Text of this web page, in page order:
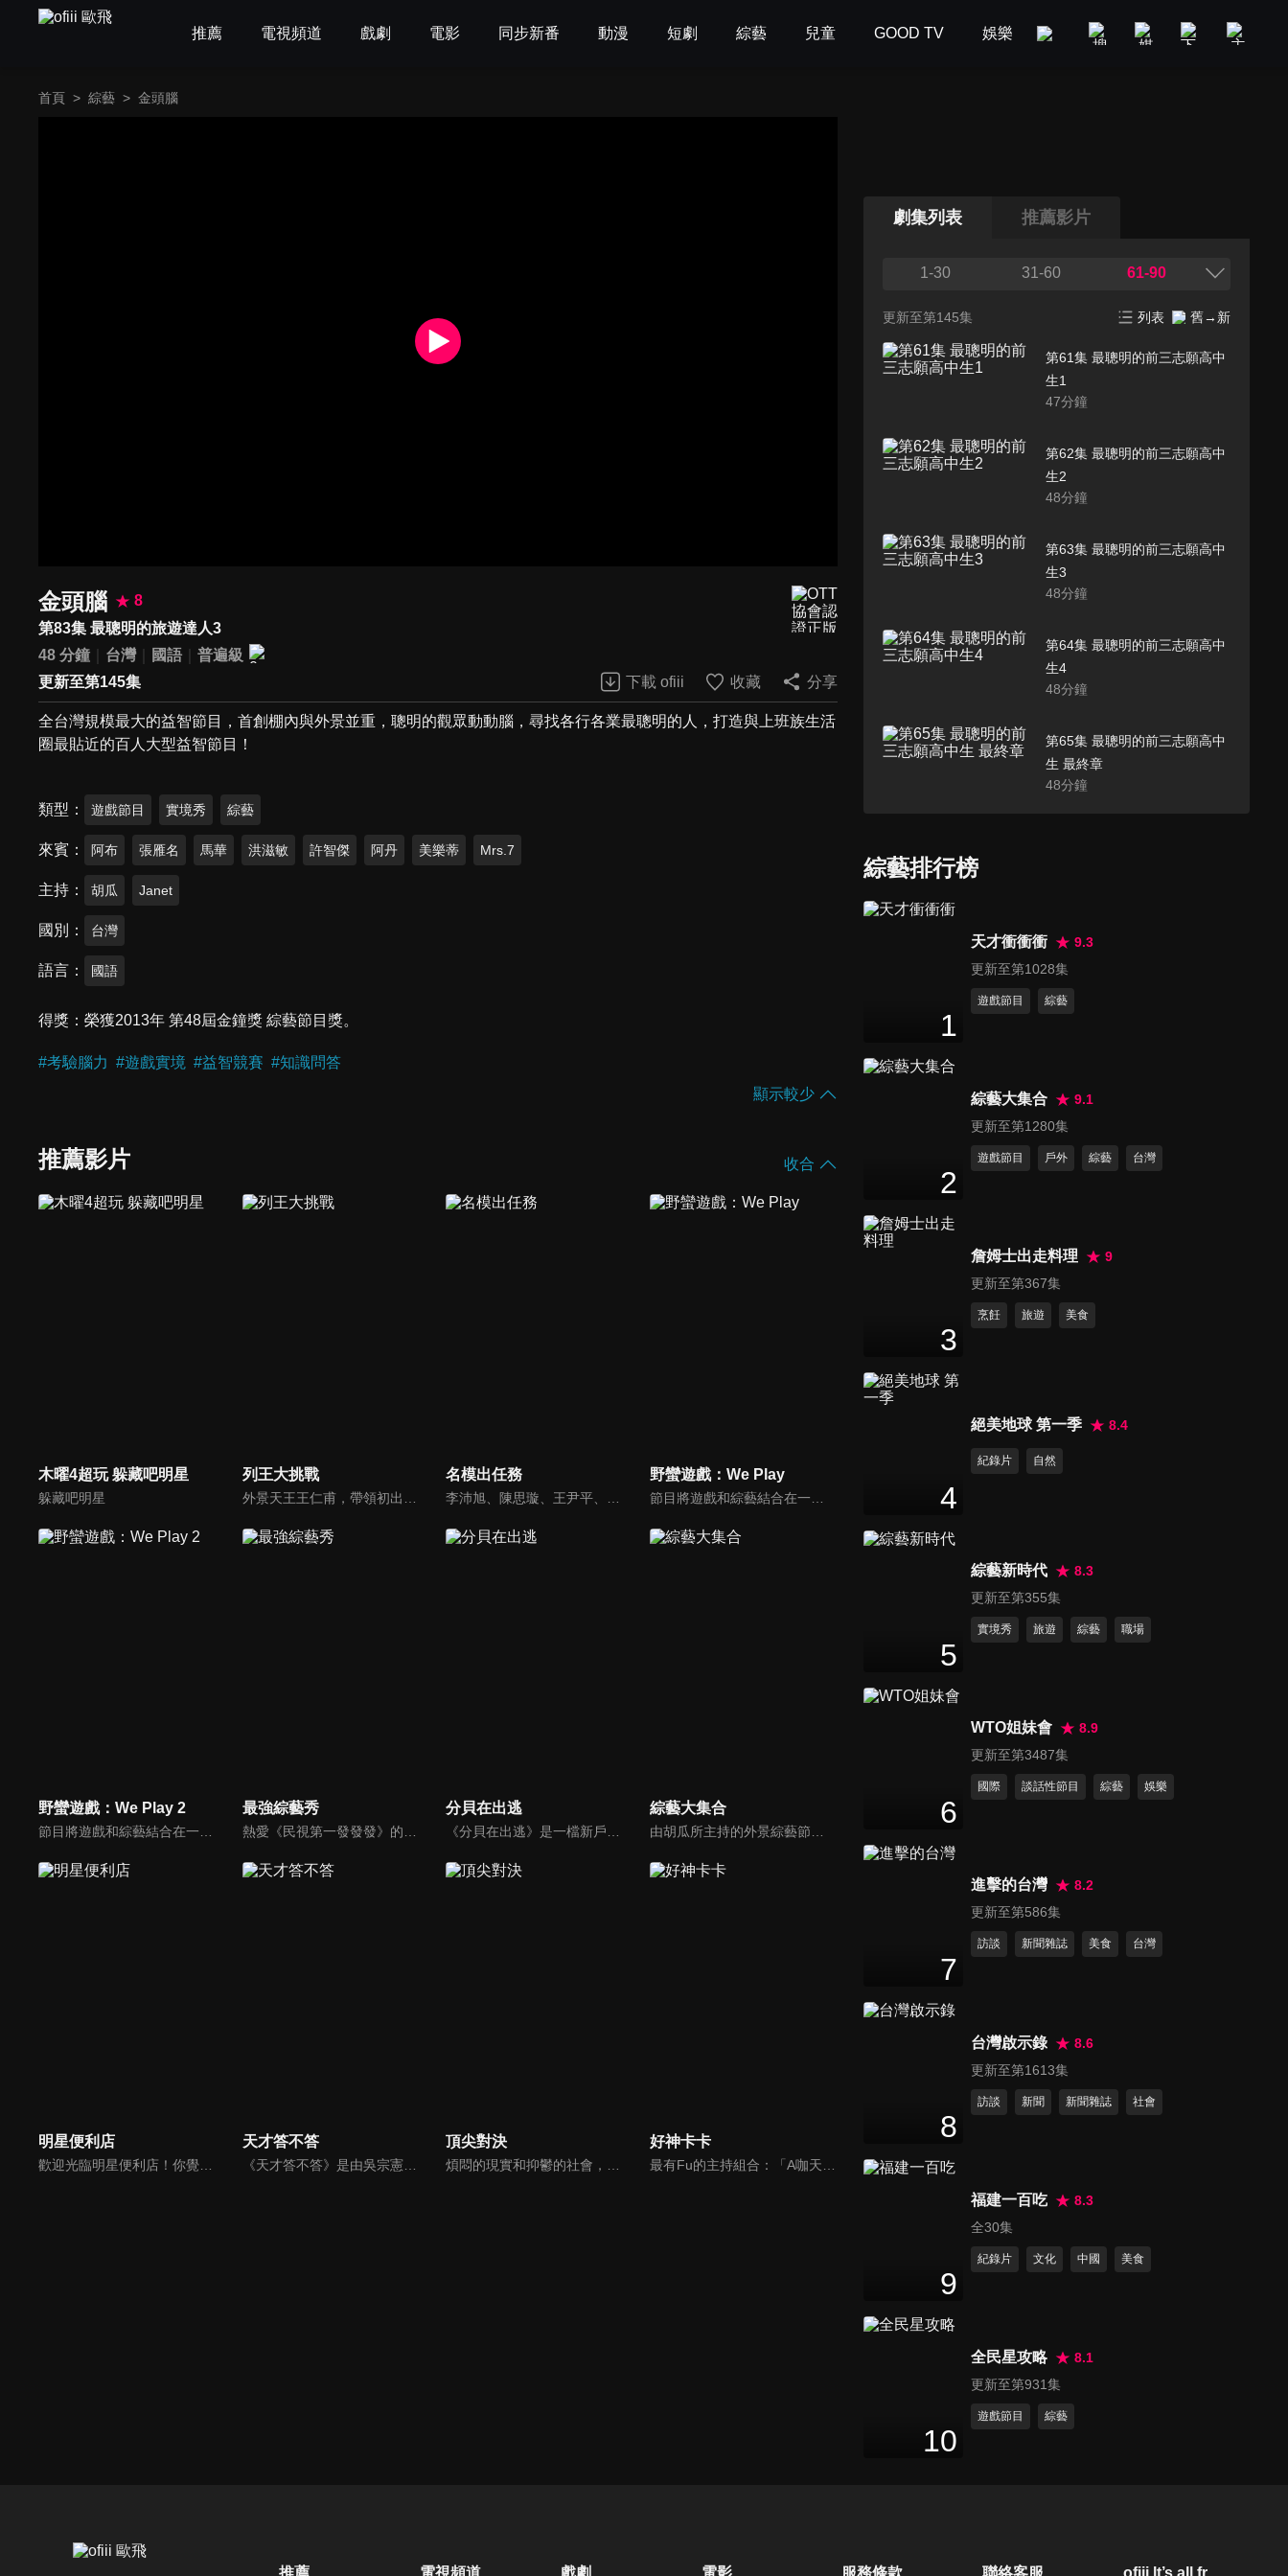
推薦 電視頻道 戲劇 電影 同步新番 動漫 短劇 綜藝 兒童 GOOD TV 娛樂 美食旅遊 新聞政論
首頁 > 綜藝 > 金頭腦
金頭腦
8
第83集 最聰明的旅遊達人3
48 分鐘
台灣 國語
普遍級
更新至第145集
下載 ofiii 收藏 分享
全台灣規模最大的益智節目，首創棚內與外景並重，聰明的觀眾動動腦，尋找各行各業最聰明的人，打造與上班族生活
圈最貼近的百人大型益智節目！
類型 遊戲節目 實境秀 綜藝
來賓 阿布 張雁名 馬華 洪滋敏 許智傑 阿丹 美樂蒂 Mrs.7
主持 胡瓜 Janet
國別 台灣
語言 國語
得獎 榮獲2013年 第48屆金鐘獎 綜藝節目獎。
#考驗腦力 #遊戲實境 #益智競賽 #知識問答
顯示較少
推薦影片 收合
木曜4超玩 躲藏吧明星
躲藏吧明星
列王大挑戰 名模出任務 野蠻遊戲：We Play
野蠻遊戲：We Play 2 最強綜藝秀 分貝在出逃 綜藝大集合
明星便利店
歡迎光臨明星便利店！你覺得便利店裡面有什麼？關東煮？茶葉蛋？還是讓你尖叫的大明星？一家擁有明星的便利店，到底有多稀奇，你會不會想要光臨呢？
天才答不答
《天才答不答》是由吳宗憲和吳怡霈共同主持的益智節目。節目設立高額的獎金來考驗藝人們真實的人性，同時將題目立體化，讓你身歷其境去冒險答題。更有哪些出乎意料的處罰，讓藝人羞愧的不想再答錯！一個最接近「人性」與「真實」的益智節目，現在就讓吳宗憲帶你輕鬆玩轉知識。
頂尖對決
煩悶的現實和抑鬱的社會，你需要的就是笑、大聲笑、開口笑，《頂尖對決》就要你笑到落ㄟ骸，最具綜藝實力的庹宗康，和喜感十足的納豆各自領軍對抗，藝人搞笑pk笑果十足，《頂尖對決》讓你忘掉一週煩惱！
好神卡卡
最有Fu的主持組合：「A咖天王」徐乃麟+「好神天心」朱芯儀+「真理大學校花」洪棠+「台大獸醫碩士」LYDIA。遊戲的層層關卡，來賓必須要和主持人比反應，比記憶，比機智，比膽識，幸運女神的眷顧與遠離永遠都是個未知數！
劇集列表 推薦影片
1-30 31-60 61-90
更新至第145集 列表 舊→新
第61集 最聰明的前三志願高中
生1
47分鐘
第62集 最聰明的前三志願高中
生2
48分鐘
第63集 最聰明的前三志願高中
生3
48分鐘
第64集 最聰明的前三志願高中
生4
48分鐘
第65集 最聰明的前三志願高中
生 最終章
48分鐘
47 分鐘
48分鐘
第71集 最聰明的律師1
48
分鐘
第74集 最聰明的律師4
48
分鐘
48
分鐘
第76集 最聰明的模特兒1
第77集 最聰明的模特兒2
47
第79集 最聰明的模特兒4
分鐘
48分鐘
第82集 最聰明的旅遊達人2
48
綜藝排行榜
1
天才衝衝衝
9.3
更新至第1028集
遊戲節目 綜藝
2
綜藝大集合
9.1
更新至第1280集
遊戲節目 戶外 綜藝 台灣
3
詹姆士出走料理
9
更新至第367集
烹飪 旅遊 美食
4
絕美地球 第一季 8.4
紀錄片 自然
5
綜藝新時代
8.3
更新至第355集
實境秀 旅遊 綜藝 職場
6
WTO姐妹會
8.9
更新至第3487集
國際 談話性節目 綜藝 娛樂
7
進擊的台灣
8.2
更新至第586集
訪談 新聞雜誌 美食 台灣
8
台灣啟示錄
8.6
更新至第1613集
訪談 新聞 新聞雜誌 社會
9
福建一百吃
8.3
全30集
紀錄片 文化 中國 美食
10
全民星攻略
8.1
更新至第931集
遊戲節目 綜藝
推薦 電視頻道 戲劇 電影 服務條款 聯絡客服